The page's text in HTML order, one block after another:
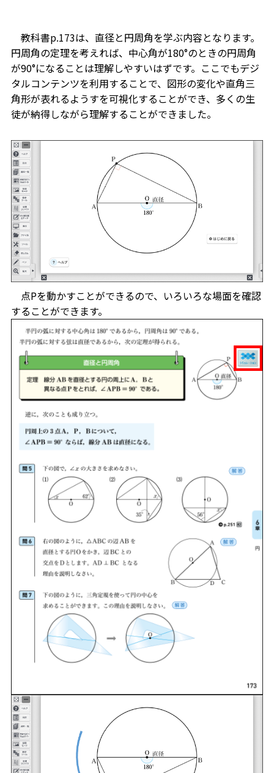
教科書p.173は、直径と円周角を学ぶ内容となります。
円周角の定理を考えれば、中心角が180°のときの円周角
が90°になることは理解しやすいはずです。ここでもデジ
タルコンテンツを利用することで、図形の変化や直角三
角形が表れるようすを可視化することができ、多くの生
徒が納得しながら理解することができました。
点Pを動かすことができるので、いろいろな場面を確認
することができます。